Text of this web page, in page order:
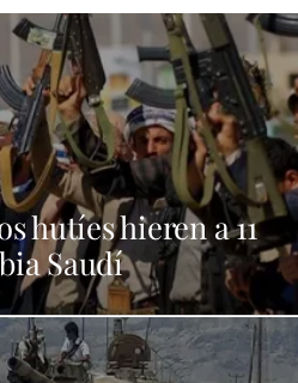
hutíes hieren a 11
Saudí